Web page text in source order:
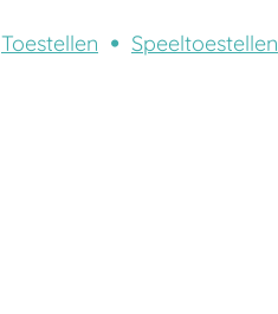
Toestellen Speeltoestellen